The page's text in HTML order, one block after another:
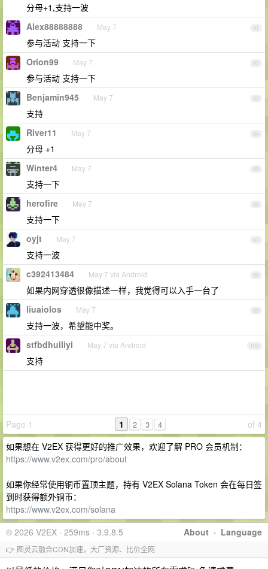
分母+1,支持一波
91
Alex88888888 May 7
参与活动 支持一下
92
Orion99 May 7
参与活动 支持一下
93
Benjamin945 May 7
支持
94
River11 May 7
分母 +1
95
Winter4 May 7
支持一下
96
herofire May 7
支持一下
97
oyjt May 7
支持一波
98
c392413484 May 7 via Android
如果内网穿透很像描述一样，我觉得可以入手一台了
99
liuaiolos May 7
支持一波，希望能中奖。
100
stfbdhuiliyi May 7 via Android
支持
Page 1 of 4
1 2 3 4
如果想在 V2EX 获得更好的推广效果，欢迎了解 PRO 会员机制：
https://www.v2ex.com/pro/about
如果你经常使用铜币置顶主题，持有 V2EX Solana Token 会在每日签
到时获得额外铜币：
https://www.v2ex.com/solana
About · Language
© 2026 V2EX · 259ms · 3.9.8.5
👉 图灵云融合CDN加速，大厂资源、比价全网